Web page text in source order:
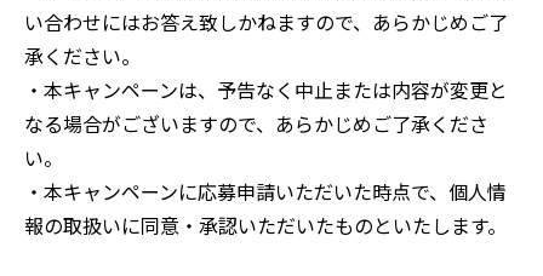
い合わせにはお答え致しかねますので、あらかじめご了
承ください。
・本キャンペーンは、予告なく中止または内容が変更と
なる場合がございますので、あらかじめご了承くださ
い。
・本キャンペーンに応募申請いただいた時点で、個人情
報の取扱いに同意・承認いただいたものといたします。